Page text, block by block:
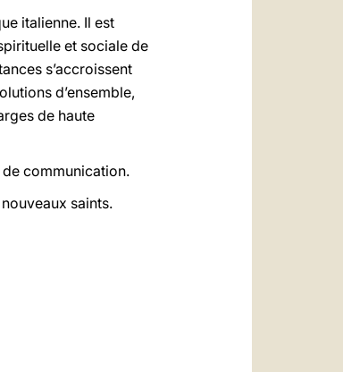
italienne. Il est
et sociale de
s’accroissent
d’ensemble,
de haute
communication.
saints.